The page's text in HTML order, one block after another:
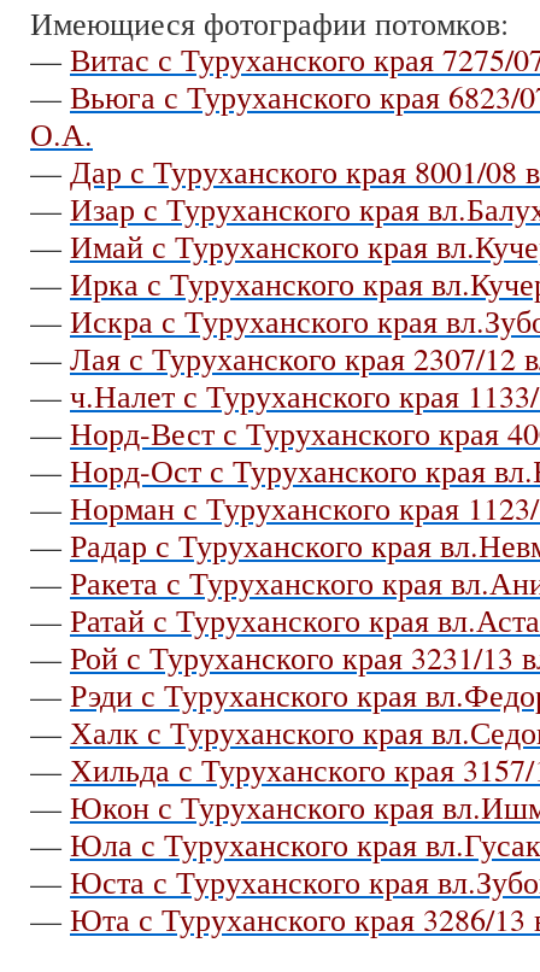
Имеющиеся фотографии потомков:
— Витас с Туруханского края 7275/
— Вьюга с Туруханского края 6823/
О.А.
— Дар с Туруханского края 8001/
— Изар с Туруханского края
— Имай с Туруханского края
— Ирка с Туруханского края
— Искра с Туруханского края
— Лая с Туруханского края 2307/
— ч.Налет с Туруханского края
— Норд-Вест с Туруханского края
— Норд-Ост с Туруханского края
— Норман с Туруханского края
— Радар с Туруханского края
— Ракета с Туруханского края
— Ратай с Туруханского края
— Рой с Туруханского края 3231/13
— Рэди с Туруханского края
— Халк с Туруханского края
— Хильда с Туруханского края
— Юкон с Туруханского края
— Юла с Туруханского края
— Юста с Туруханского края
— Юта с Туруханского края 3286/